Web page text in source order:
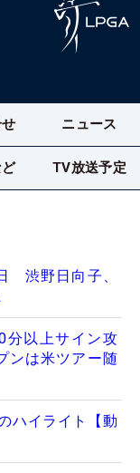
ニュース
TV放送予定
渋野日向子、
分以上サイン攻
ンは米ツアー随
ハイライト【動